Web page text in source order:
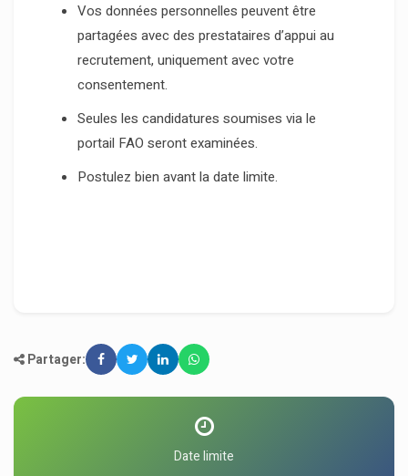
Vos données personnelles peuvent être
partagées avec des prestataires d’appui au
recrutement, uniquement avec votre
consentement.
Seules les candidatures soumises via le
portail FAO seront examinées.
Postulez bien avant la date limite.
Partager:
Date limite